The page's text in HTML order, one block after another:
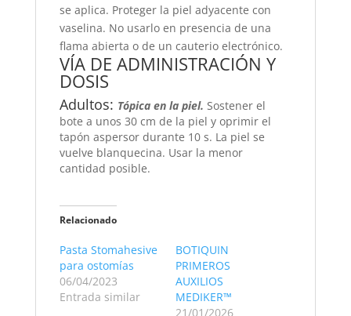
se aplica. Proteger la piel adyacente con
vaselina. No usarlo en presencia de una
flama abierta o de un cauterio electrónico.
VÍA DE ADMINISTRACIÓN Y
DOSIS
Adultos: Tópica en la piel. Sostener el
bote a unos 30 cm de la piel y oprimir el
tapón aspersor durante 10 s. La piel se
vuelve blanquecina. Usar la menor
cantidad posible.
Relacionado
Pasta Stomahesive
para ostomías
06/04/2023
Entrada similar
BOTIQUIN
PRIMEROS
AUXILIOS
MEDIKER™
21/01/2026